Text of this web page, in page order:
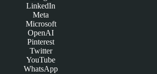
LinkedIn
Meta
Microsoft
OpenAI
Pinterest
Twitter
YouTube
WhatsApp